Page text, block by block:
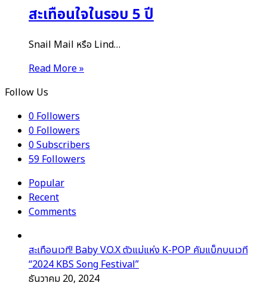
สะเทือนใจในรอบ 5 ปี
Snail Mail หรือ Lind…
Read More »
Follow Us
0 Followers
0 Followers
0Subscribers
59 Followers
Popular
Recent
Comments
สะเทือนเวที! Baby V.O.X ตัวแม่แห่ง K-POP คัมแบ็กบนเวที
“2024 KBS Song Festival”
ธันวาคม 20, 2024